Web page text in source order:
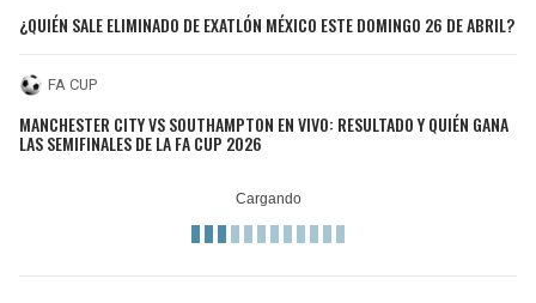
¿QUIÉN SALE ELIMINADO DE EXATLÓN MÉXICO ESTE DOMINGO 26 DE ABRIL?
FA CUP
MANCHESTER CITY VS SOUTHAMPTON EN VIVO: RESULTADO Y QUIÉN GANA
LAS SEMIFINALES DE LA FA CUP 2026